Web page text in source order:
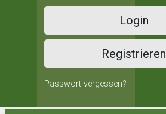
Login
Registrieren
Passwort vergessen?